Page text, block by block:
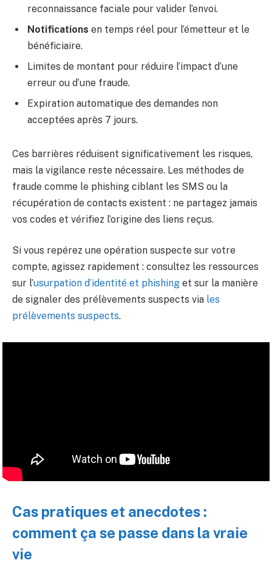
reconnaissance faciale pour valider l’envoi.
Notifications en temps réel pour l’émetteur et le
bénéficiaire.
Limites de montant pour réduire l’impact d’une
erreur ou d’une fraude.
Expiration automatique des demandes non
acceptées après 7 jours.
Ces barrières réduisent significativement les risques,
mais la vigilance reste nécessaire. Les méthodes de
fraude comme le phishing ciblant les SMS ou la
récupération de contacts existent : ne partagez jamais
vos codes et vérifiez l’origine des liens reçus.
Si vous repérez une opération suspecte sur votre
compte, agissez rapidement : consultez les ressources
sur l’usurpation d’identité et phishing et sur la manière
de signaler des prélèvements suspects via les
prélèvements suspects.
Cas pratiques et anecdotes :
comment ça se passe dans la vraie
vie